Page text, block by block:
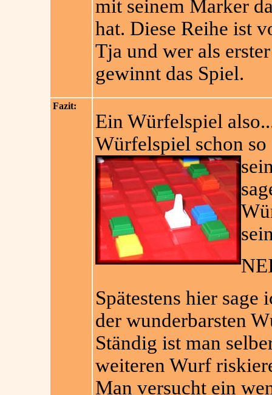
mit seinem Marker
hat. Diese Reihe ist
Tja und wer als
gewinnt das Spiel.
Fazit:
Ein Würfelspiel
Würfelspiel schon so
Spätestens hier
der wunderbarsten
Ständig ist man
weiteren Wurf
Man versucht ein